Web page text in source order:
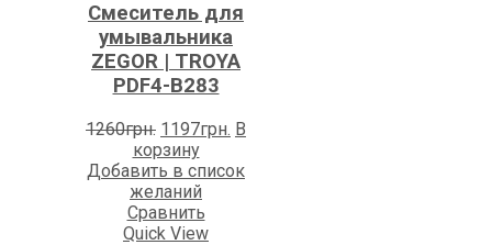
Смеситель для
умывальника
ZEGOR | TROYA
PDF4-В283
1260грн. Первоначальная
цена
составляла
1260грн..
1197грн. Текущая
1197грн..
В
корзину
Добавить в список
желаний
Сравнить
Quick View